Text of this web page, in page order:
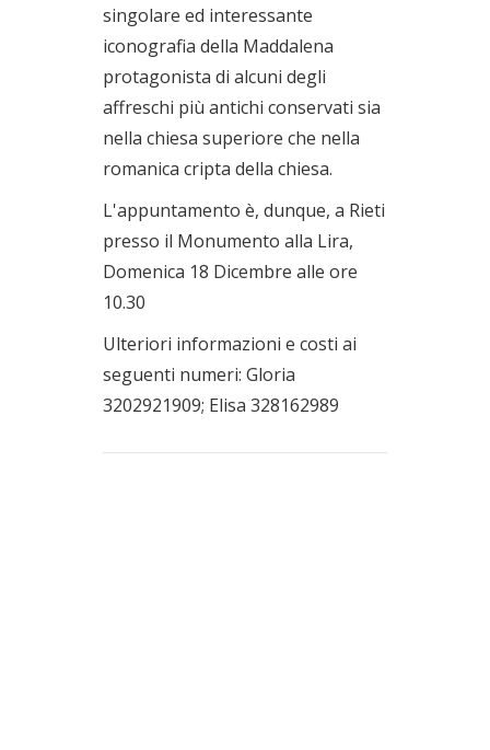
singolare ed interessante
iconografia della Maddalena
protagonista di alcuni degli
affreschi più antichi conservati sia
nella chiesa superiore che nella
romanica cripta della chiesa.
L'appuntamento è, dunque, a Rieti
presso il Monumento alla Lira,
Domenica 18 Dicembre alle ore
10.30
Ulteriori informazioni e costi ai
seguenti numeri: Gloria
3202921909; Elisa 328162989